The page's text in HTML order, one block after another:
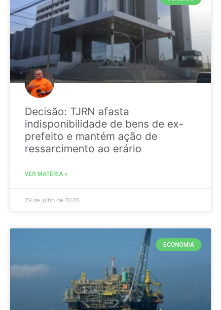
Decisão: TJRN afasta
indisponibilidade de bens de ex-
prefeito e mantém ação de
ressarcimento ao erário
VER MATÉRIA »
29 de julho de 2026
ECONOMIA